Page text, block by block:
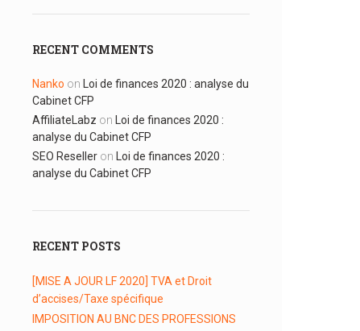
RECENT COMMENTS
Nanko on
Loi de finances 2020 : analyse du
Cabinet CFP
AffiliateLabz on
Loi de finances 2020 :
analyse du Cabinet CFP
SEO Reseller on
Loi de finances 2020 :
analyse du Cabinet CFP
RECENT POSTS
[MISE A JOUR LF 2020] TVA et Droit
d’accises/Taxe spécifique
IMPOSITION AU BNC DES PROFESSIONS